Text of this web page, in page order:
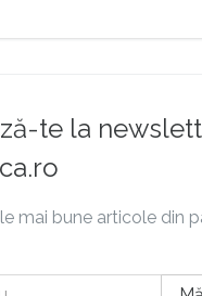
te la
mai bune articole din